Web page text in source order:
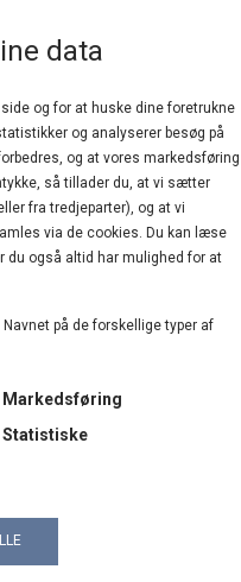
data
og for at huske dine foretrukne
og analyserer besøg på
og at vores markedsføring
så tillader du, at vi sætter
fra tredjeparter), og at vi
via de cookies. Du kan læse
du også altid har mulighed for at
på de forskellige typer af
Markedsføring
Statistiske